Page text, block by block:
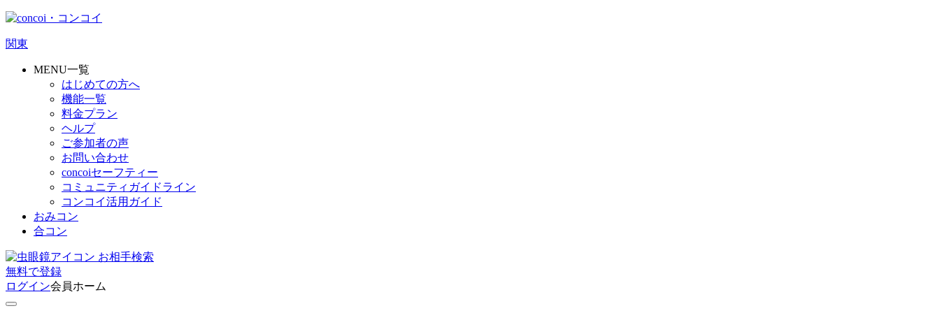
関東
MENU一覧
はじめての方へ
機能一覧
料金プラン
ヘルプ
ご参加者の声
お問い合わせ
concoiセーフティー
コミュニティガイドライン
コンコイ活用ガイド
おみコン
合コン
お相手検索
無料で登録
ログイン会員ホーム